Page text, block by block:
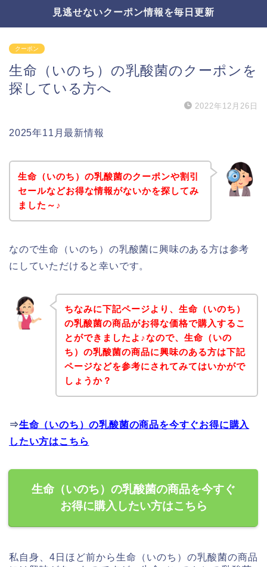
見逃せないクーポン情報を毎日更新
クーポン
生命（いのち）の乳酸菌のクーポンを
探している方へ
2022年12月26日
2025年11月最新情報
生命（いのち）の乳酸菌のクーポンや割引
セールなどお得な情報がないかを探してみ
ました～♪
なので生命（いのち）の乳酸菌に興味のある方は参考
にしていただけると幸いです。
ちなみに下記ページより、生命（いのち）
の乳酸菌の商品がお得な価格で購入するこ
とができましたよ♪なので、生命（いの
ち）の乳酸菌の商品に興味のある方は下記
ページなどを参考にされてみてはいかがで
しょうか？
⇒生命（いのち）の乳酸菌の商品を今すぐお得に購入
したい方はこちら
生命（いのち）の乳酸菌の商品を今すぐ
お得に購入したい方はこちら
私自身、4日ほど前から生命（いのち）の乳酸菌の商品